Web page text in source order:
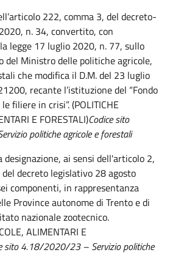
222, comma 3, del decreto-
n. 34, convertito, con
legge 17 luglio 2020, n. 77, sullo
del Ministro delle politiche agricole,
che modifica il D.M. del 23 luglio
recante l’istituzione del “Fondo
filiere in crisi”. (POLITICHE
E FORESTALI)Codice sito
politiche agricole e forestali
designazione, ai sensi dell'articolo 2,
decreto legislativo 28 agosto
componenti, in rappresentanza
Province autonome di Trento e di
nazionale zootecnico.
ALIMENTARI E
sito 4.18/2020/23 – Servizio politiche